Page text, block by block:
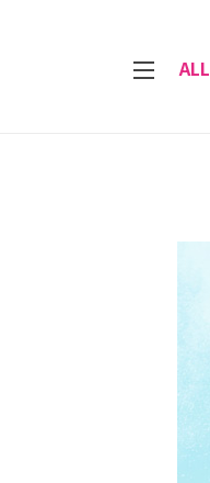
ALL